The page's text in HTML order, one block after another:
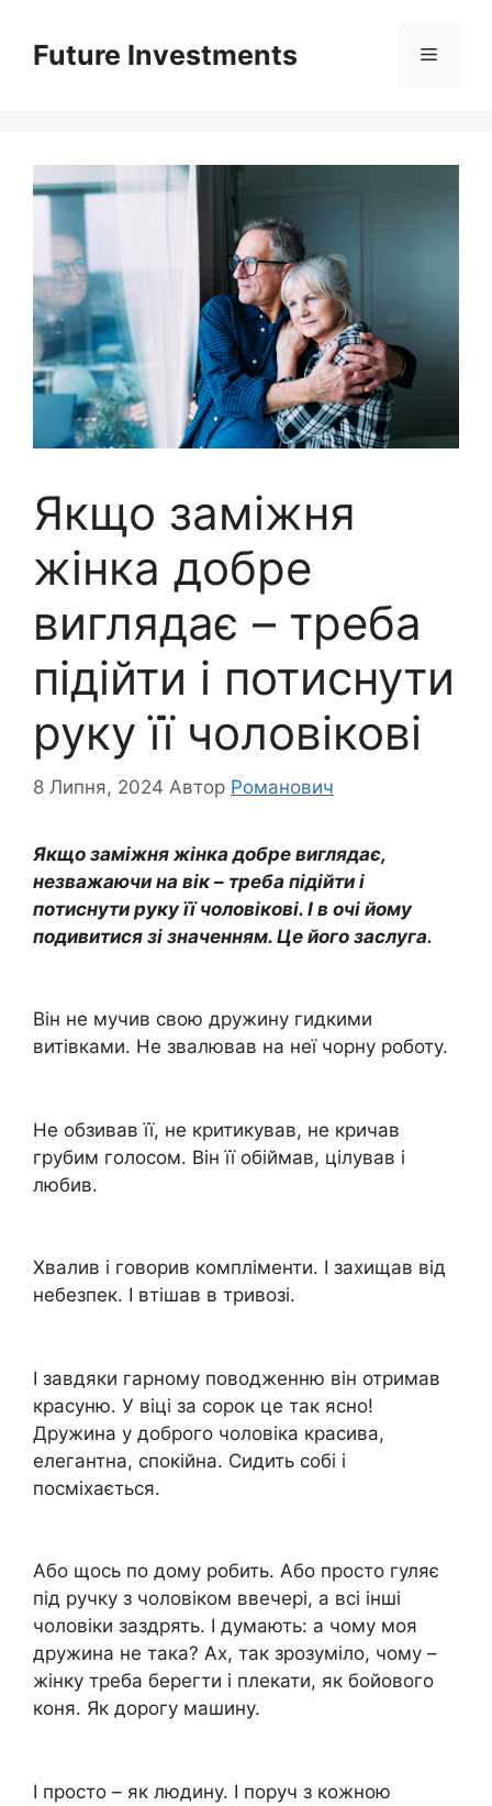
вмістуFuture Investments Меню
Якщо заміжня
жінка добре
виглядає – треба
підійти і потиснути
руку її чоловікові
8 Липня, 2024 Автор Романович
Якщо заміжня жінка добре виглядає,
незважаючи на вік – треба підійти і
потиснути руку її чоловікові. І в очі йому
подивитися зі значенням. Це його заслуга.
Він не мучив свою дружину гидкими
витівками. Не звалював на неї чорну роботу.
Не обзивав її, не критикував, не кричав
грубим голосом. Він її обіймав, цілував і
любив.
Хвалив і говорив компліменти. І захищав від
небезпек. І втішав в тривозі.
І завдяки гарному поводженню він отримав
красуню. У віці за сорок це так ясно!
Дружина у доброго чоловіка красива,
елегантна, спокійна. Сидить собі і
посміхається.
Або щось по дому робить. Або просто гуляє
під ручку з чоловіком ввечері, а всі інші
чоловіки заздрять. І думають: а чому моя
дружина не така? Ах, так зрозуміло, чому –
жінку треба берегти і плекати, як бойового
коня. Як дорогу машину.
І просто – як людину. І поруч з кожною